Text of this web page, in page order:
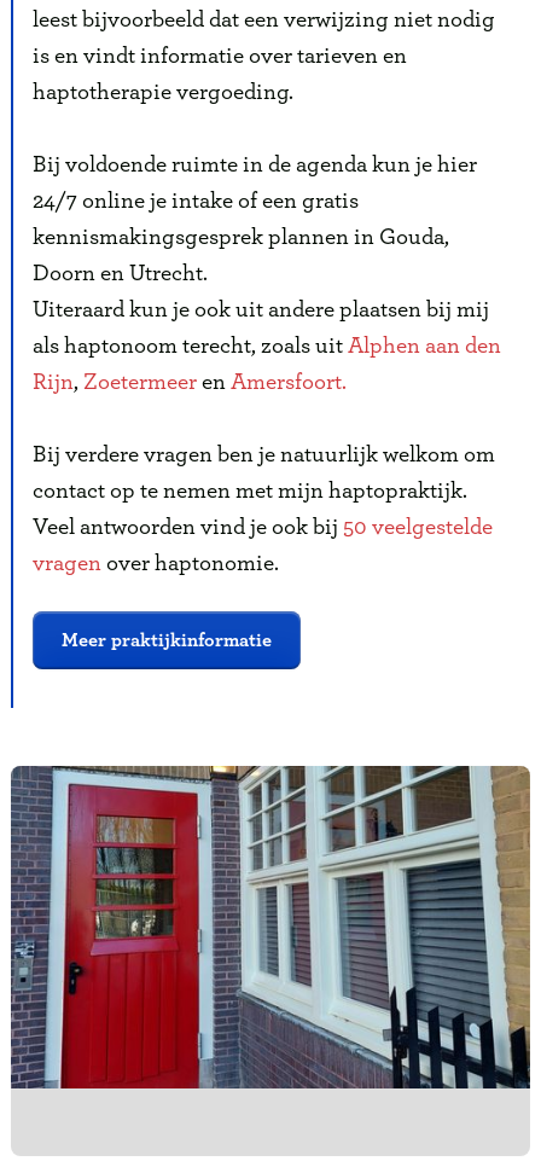
leest bijvoorbeeld dat een verwijzing niet nodig
is en vindt informatie over tarieven en
haptotherapie vergoeding.
Bij voldoende ruimte in de agenda kun je hier
24/7 online je intake of een gratis
kennismakingsgesprek plannen in Gouda,
Doorn en Utrecht.
Uiteraard kun je ook uit andere plaatsen bij mij
als haptonoom terecht, zoals uit Alphen aan den
Rijn, Zoetermeeren Amersfoort.
Bij verdere vragen ben je natuurlijk welkom om
contact op te nemen met mijn haptopraktijk.
Veel antwoorden vind je ook bij 50 veelgestelde
vragenover haptonomie.
Meer praktijkinformatie